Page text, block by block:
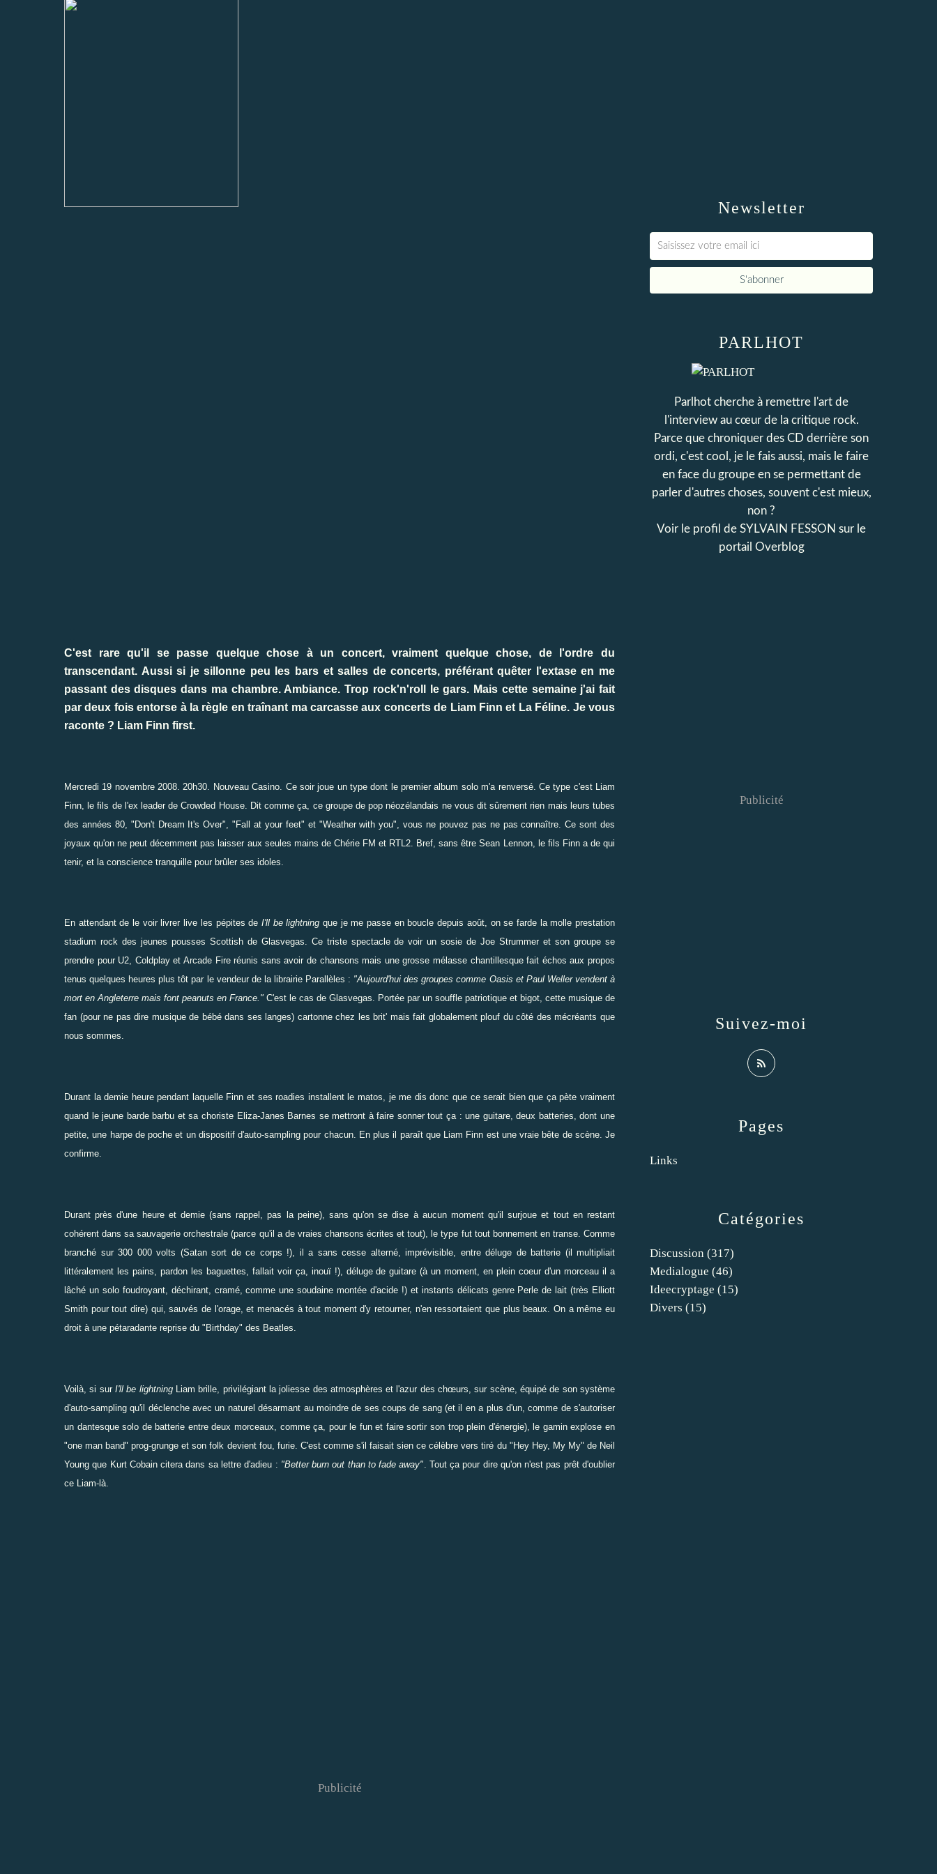
C'est rare qu'il se passe quelque chose à un concert, vraiment quelque chose, de l'ordre du
transcendant. Aussi si je sillonne peu les bars et salles de concerts, préférant quêter l'extase en me
passant des disques dans ma chambre. Ambiance. Trop rock'n'roll le gars. Mais cette semaine j'ai fait
par deux fois entorse à la règle en traînant ma carcasse aux concerts de Liam Finn et La Féline. Je vous
raconte ? Liam Finn first.
Mercredi 19 novembre 2008. 20h30. Nouveau Casino. Ce soir joue un type dont le premier album solo m'a renversé. Ce type c'est
Liam
Finn , le fils de l'ex leader deCrowded House. Dit comme ça, ce groupe de pop néozélandais ne vous dit sûrement rien mais leurs tubes
des années 80, "Don't Dream It's Over", "Fall at your feet" et "Weather with you", vous ne pouvez pas ne pas connaître. Ce sont des
joyaux qu'on ne peut décemment pas laisser aux seules mains de Chérie FM et RTL2. Bref, sans être Sean Lennon, le fils Finn a de qui
tenir, et la conscience tranquille pour brûler ses idoles.
En attendant de le voir livrer live les pépites de I'll be lightning que je me passe en boucle depuis août, on se farde la molle prestation
stadium rock des jeunes pousses Scottish de Glasvegas . Ce triste spectacle de voir un sosie de Joe Strummer et son groupe se
prendre pour U2, Coldplay et Arcade Fire réunis sans avoir de chansons mais une grosse mélasse chantillesque fait échos aux propos
tenus quelques heures plus tôt par le vendeur de la librairie Parallèles : "Aujourd'hui des groupes comme Oasis et Paul Weller vendent à
mort en Angleterre mais font peanuts en France." C'est le cas de Glasvegas. Portée par un souffle patriotique et bigot, cette musique de
fan (pour ne pas dire musique de bébé dans ses langes) cartonne chez les brit' mais fait globalement plouf du côté des mécréants que
nous sommes.
Durant la demie heure pendant laquelle Finn et ses roadies installent le matos, je me dis donc que ce serait bien que ça pète vraiment
quand le jeune barde barbu et sa choriste Eliza-Janes Barnes se mettront à faire sonner tout ça : une guitare, deux batteries, dont une
petite, une harpe de poche et un dispositif d'auto-sampling pour chacun. En plus il paraît que Liam Finn est une vraie bête de scène. Je
confirme.
Durant près d'une heure et demie (sans rappel, pas la peine), sans qu'on se dise à aucun moment qu'il surjoue et tout en restant
cohérent dans sa sauvagerie orchestrale (parce qu'il a de vraies chansons écrites et tout), le type fut tout bonnement en transe. Comme
branché sur 300 000 volts (Satan sort de ce corps !), il a sans cesse alterné, imprévisible, entre déluge de batterie (il multipliait
littéralement les pains, pardon les baguettes, fallait voir ça, inouï !), déluge de guitare (à un moment, en plein coeur d'un morceau il a
lâché un solo foudroyant, déchirant, cramé, comme une soudaine montée d'acide !) et instants délicats genre Perle de lait (très Elliott
Smith pour tout dire) qui, sauvés de l'orage, et menacés à tout moment d'y retourner, n'en ressortaient que plus beaux. On a même eu
droit à une pétaradante reprise du "Birthday" des Beatles.
Voilà, si sur I'll be lightningLiam brille, privilégiant la joliesse des atmosphères et l'azur des chœurs, sur scène, équipé de son système
d'auto-sampling qu'il déclenche avec un naturel désarmant au moindre de ses coups de sang (et il en a plus d'un, comme de s'autoriser
un dantesque solo de batterie entre deux morceaux, comme ça, pour le fun et faire sortir son trop plein d'énergie), le gamin explose en
"one man band" prog-grunge et son folk devient fou, furie. C'est comme s'il faisait sien ce célèbre vers tiré du "Hey Hey, My My" de Neil
Young que Kurt Cobain citera dans sa lettre d'adieu : "Better burn out than to fade away" . Tout ça pour dire qu'on n'est pas prêt d'oublier
ce Liam-là.
Publicité
Newsletter
Catégories
Discussion (317)
Medialogue (46)
Ideecryptage (15)
Divers (15)
Pages
Links
PARLHOT
Parlhot cherche à remettre l'art de
l'interview au cœur de la critique rock.
Parce que chroniquer des CD derrière son
ordi, c'est cool, je le fais aussi, mais le faire
en face du groupe en se permettant de
parler d'autres choses, souvent c'est mieux,
non ?
Voir le profil de SYLVAIN FESSON sur le
portail Overblog
Suivez-moi
Publicité